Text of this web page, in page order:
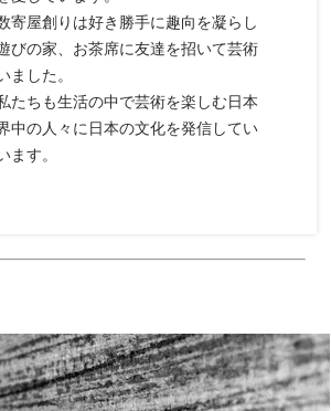
寄屋創りは好き勝手に趣向を凝らし
びの家、お茶席に友達を招いて芸術
ました。
たちも生活の中で芸術を楽しむ日本
中の人々に日本の文化を発信してい
ます。